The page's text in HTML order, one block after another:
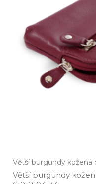
Větší burgundy kožená
Větší burgundy